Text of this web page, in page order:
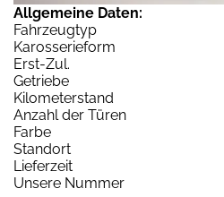
Allgemeine Daten:
Fahrzeugtyp
Karosserieform
Erst-Zul.
Getriebe
Kilometerstand
Anzahl der Türen
Farbe
Standort
Lieferzeit
Unsere Nummer